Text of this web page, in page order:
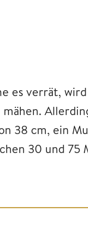
es verrät,
38 cm, ein
30 und 75